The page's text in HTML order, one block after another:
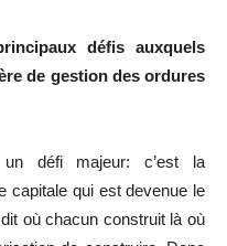
défis auxquels
de gestion des ordures
défi majeur: c’est la
capitale qui est devenue le
où chacun construit là où